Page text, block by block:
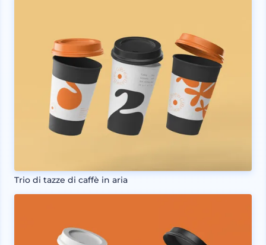
Trio di tazze di caffè in aria